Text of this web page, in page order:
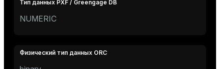
NUMERIC